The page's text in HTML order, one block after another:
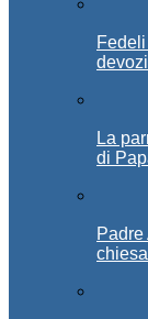
La
di